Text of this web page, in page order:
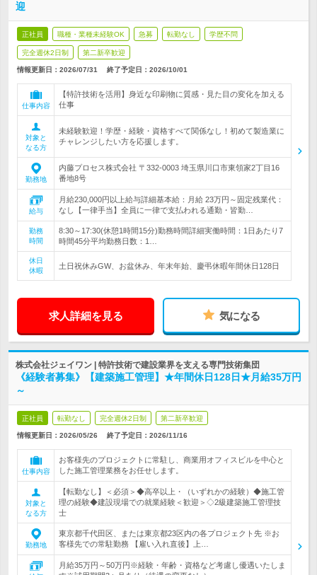
迎
正社員 職種・業種未経験OK 急募 転勤なし 学歴不問
完全週休2日制 第二新卒歓迎
情報更新日：2026/07/31 終了予定日： 2026/10/01
仕事内容
【特許技術を活用】身近な印刷物に質感・見た目の変化を加える
仕事
対象と
なる方
未経験歓迎！学歴・経験・資格すべて関係なし！初めて製造業に
チャレンジしたい方を応援します。
勤務地
内藤プロセス株式会社 〒332-0003 埼玉県川口市東領家2丁目16
番地8号
給与
月給230,000円以上給与詳細基本給：月給 23万円～固定残業代：
なし【一律手当】全員に一律で支払われる通勤・皆勤…
勤務
時間
8:30～17:30(休憩1時間15分)勤務時間詳細実働時間：1日あたり7
時間45分平均勤務日数：1…
休日
休暇
土日祝休みGW、お盆休み、年末年始、慶弔休暇年間休日128日
求人詳細を見る 気になる
株式会社ジェイワン | 特許技術で建設業界を支える専門技術集団
《経験者募集》【建築施工管理】★年間休日128日★月給35万円
～
正社員 転勤なし 完全週休2日制 第二新卒歓迎
情報更新日：2026/05/26 終了予定日： 2026/11/16
仕事内容
お客様先のプロジェクトに常駐し、商業用オフィスビルを中心と
した施工管理業務をお任せします。
対象と
なる方
【転勤なし】＜必須＞◆高卒以上・（いずれかの経験）◆施工管
理の経験◆建設現場での就業経験＜歓迎＞◇2級建築施工管理技
士
勤務地
東京都千代田区、または東京都23区内の各プロジェクト先 ※お
客様先での常駐勤務 【雇い入れ直後】上…
月給35万円～50万円※経験・年齢・資格など考慮し優遇いたしま